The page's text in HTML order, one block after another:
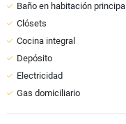
Baño en habitación principal
Clósets
Cocina integral
Depósito
Electricidad
Gas domiciliario